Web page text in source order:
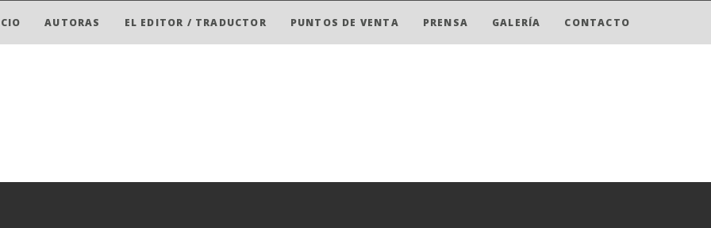
AUTORAS EL EDITOR / TRADUCTOR PUNTOS DE VENTA PRENSA GALERÍA CONTACTO